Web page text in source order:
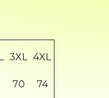
3XL 4XL
70
74